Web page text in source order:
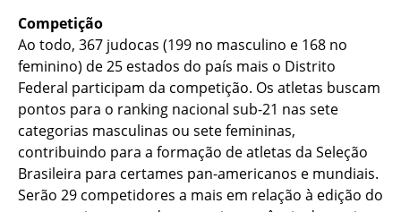
Competição
Ao todo, 367 judocas (199 no masculino e 168 no
feminino) de 25 estados do país mais o Distrito
Federal participam da competição. Os atletas buscam
pontos para o ranking nacional sub-21 nas sete
categorias masculinas ou sete femininas,
contribuindo para a formação de atletas da Seleção
Brasileira para certames pan-americanos e mundiais.
Serão 29 competidores a mais em relação à edição do